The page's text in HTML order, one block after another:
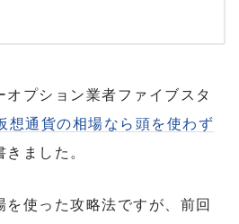
プション業者ファイブスタ
想通貨の相場なら頭を使わず
きました。
使った攻略法ですが、前回